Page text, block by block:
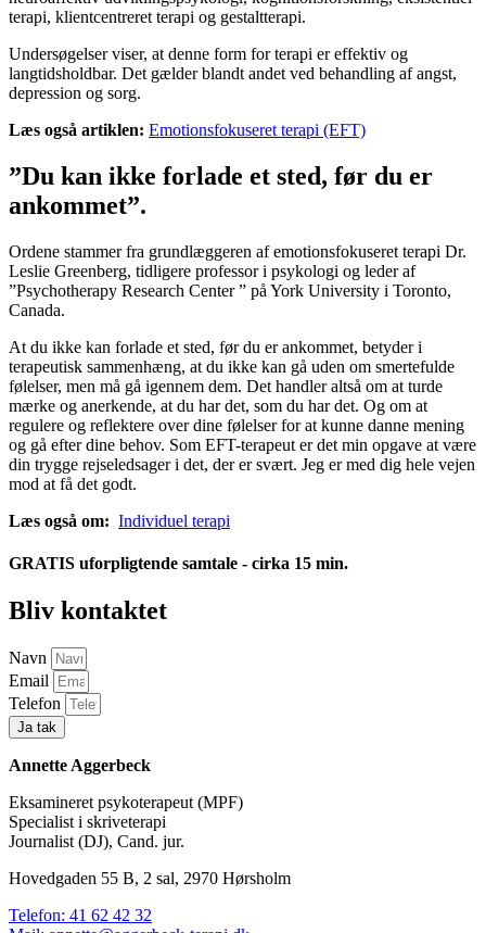
terapi, klientcentreret terapi og gestaltterapi.
​Undersøgelser viser, at denne form for terapi er effektiv og
langtidsholdbar. Det gælder blandt andet ved behandling af angst,
depression og sorg.
Læs også artiklen: Emotionsfokuseret terapi (EFT)
”Du kan ikke forlade et sted, før du er
ankommet”.
Ordene stammer fra grundlæggeren af emotionsfokuseret terapi Dr.
Leslie Greenberg, tidligere professor i psykologi og leder af
”Psychotherapy Research Center ” på York University i Toronto,
Canada.
At du ikke kan forlade et sted, før du er ankommet, betyder i
terapeutisk sammenhæng, at du ikke kan gå uden om smertefulde
følelser, men må gå igennem dem. Det handler altså om at turde
mærke og anerkende, at du har det, som du har det. Og om at
regulere og reflektere over dine følelser for at kunne danne mening
og gå efter dine behov. Som EFT-terapeut er det min opgave at være
din trygge rejseledsager i det, der er svært. Jeg er med dig hele vejen
mod at få det godt.
Læs også om: Individuel terapi
GRATIS uforpligtende samtale - cirka 15 min.
Bliv kontaktet
Navn
Email
Telefon
Ja tak
Annette Aggerbeck
Eksamineret psykoterapeut (MPF)
Specialist i skriveterapi
Journalist (DJ), Cand. jur.
Hovedgaden 55 B, 2 sal, 2970 Hørsholm
Telefon: 41 62 42 32